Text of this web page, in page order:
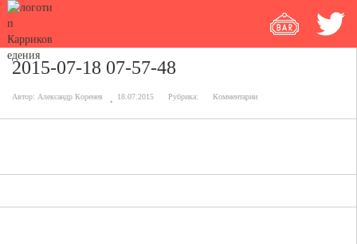
2015-07-18 07-57-48
Автор: Александр Коренев 18.07.2015 Рубрика: Комментарии